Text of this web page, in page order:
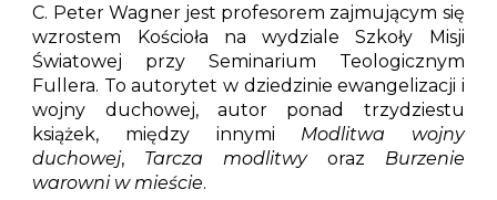
C. Peter Wagnerjest profesorem zajmującym się
wzrostem Kościoła na wydziale Szkoły Misji
Światowej przy Seminarium Teologicznym
Fullera. To autorytet w dziedzinie ewangelizacji i
wojny duchowej, autor ponad trzydziestu
książek, między innymi Modlitwa wojny
duchowej, Tarcza modlitwyoraz Burzenie
warowni w mieście.